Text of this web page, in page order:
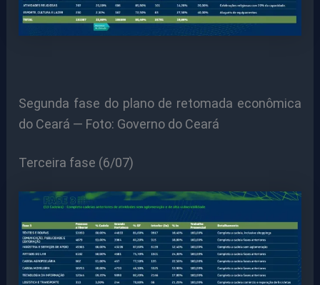
Segunda fase do plano de retomada econômica
do Ceará — Foto: Governo do Ceará
Terceira fase (6/07)